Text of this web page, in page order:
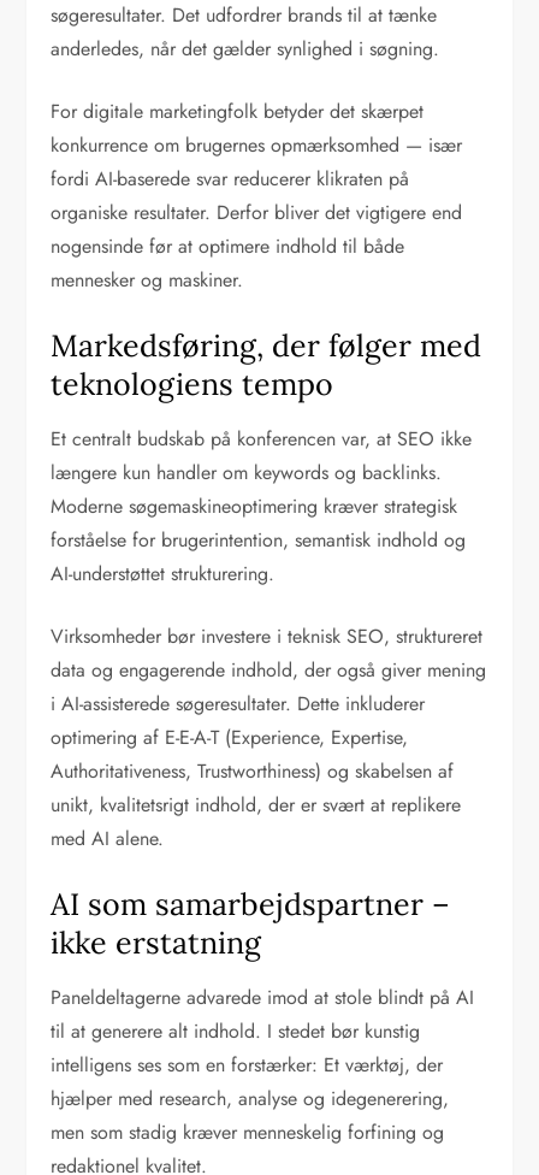
søgeresultater. Det udfordrer brands til at tænke
anderledes, når det gælder synlighed i søgning.
For digitale marketingfolk betyder det skærpet
konkurrence om brugernes opmærksomhed — især
fordi AI-baserede svar reducerer klikraten på
organiske resultater. Derfor bliver det vigtigere end
nogensinde før at optimere indhold til både
mennesker og maskiner.
Markedsføring, der følger med
teknologiens tempo
Et centralt budskab på konferencen var, at SEO ikke
længere kun handler om keywords og backlinks.
Moderne søgemaskineoptimering kræver strategisk
forståelse for brugerintention, semantisk indhold og
AI-understøttet strukturering.
Virksomheder bør investere i teknisk SEO, struktureret
data og engagerende indhold, der også giver mening
i AI-assisterede søgeresultater. Dette inkluderer
optimering af E-E-A-T (Experience, Expertise,
Authoritativeness, Trustworthiness) og skabelsen af
unikt, kvalitetsrigt indhold, der er svært at replikere
med AI alene.
AI som samarbejdspartner –
ikke erstatning
Paneldeltagerne advarede imod at stole blindt på AI
til at generere alt indhold. I stedet bør kunstig
intelligens ses som en forstærker: Et værktøj, der
hjælper med research, analyse og idegenerering,
men som stadig kræver menneskelig forfining og
redaktionel kvalitet.